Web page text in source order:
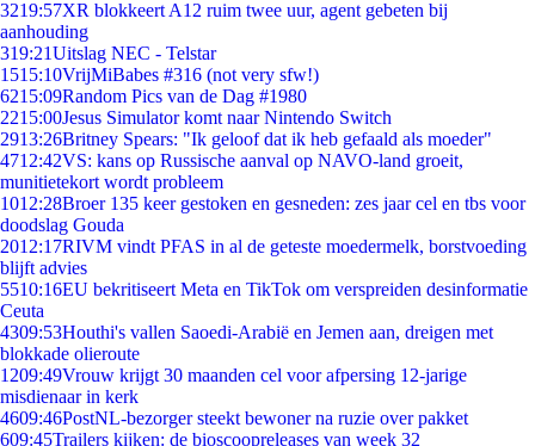
3219:57XR blokkeert A12 ruim twee uur, agent gebeten bij
aanhouding
319:21Uitslag NEC - Telstar
1515:10VrijMiBabes #316 (not very sfw!)
6215:09Random Pics van de Dag #1980
2215:00Jesus Simulator komt naar Nintendo Switch
2913:26Britney Spears: "Ik geloof dat ik heb gefaald als moeder"
4712:42VS: kans op Russische aanval op NAVO-land groeit,
munitietekort wordt probleem
1012:28Broer 135 keer gestoken en gesneden: zes jaar cel en tbs voor
doodslag Gouda
2012:17RIVM vindt PFAS in al de geteste moedermelk, borstvoeding
blijft advies
5510:16EU bekritiseert Meta en TikTok om verspreiden desinformatie
Ceuta
4309:53Houthi's vallen Saoedi-Arabië en Jemen aan, dreigen met
blokkade olieroute
1209:49Vrouw krijgt 30 maanden cel voor afpersing 12-jarige
misdienaar in kerk
4609:46PostNL-bezorger steekt bewoner na ruzie over pakket
609:45Trailers kijken: de bioscoopreleases van week 32